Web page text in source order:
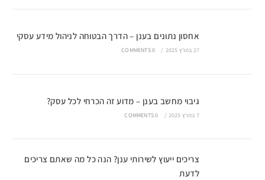
אחסון נתונים בענן – הדרך הבטוחה לניהול מידע עסקי
27 במרץ 2025 /
0 COMMENTS
גיבוי מחשב בענן – מדוע זה הכרחי לכל עסק?
7 במרץ 2025 /
0 COMMENTS
צריכים ייעוץ לשירותי ענן? הנה כל מה שאתם צריכים
לדעת